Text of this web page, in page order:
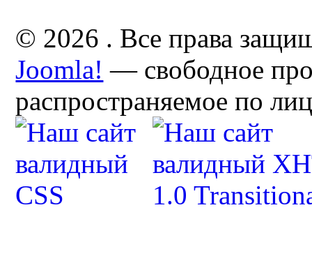
© 2026 . Все права
Joomla! — свободное
распространяемое по